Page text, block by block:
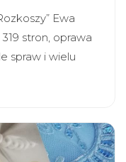
Ewa
stron, oprawa
spraw i wielu